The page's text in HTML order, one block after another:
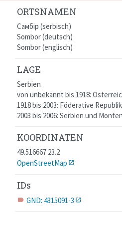
ORTSNAMEN
Самбір (serbisch)
Sombor (deutsch)
Sombor (englisch)
LAGE
Serbien
von unbekannt bis 1918:
1918 bis 2003: Föderative
2003 bis 2006: Serbien und
KOORDINATEN
49.516667 23.2
OpenStreetMap
IDs
label GND: 4315091-3